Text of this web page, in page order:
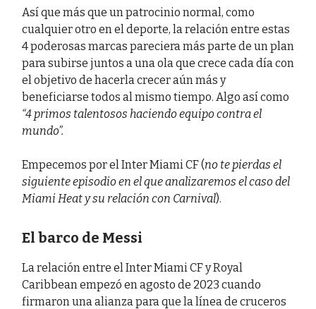
Así que más que un patrocinio normal, como
cualquier otro en el deporte, la relación entre estas
4 poderosas marcas pareciera más parte de un plan
para subirse juntos a una ola que crece cada día con
el objetivo de hacerla crecer aún más y
beneficiarse todos al mismo tiempo. Algo así como
“4 primos talentosos haciendo equipo contra el
mundo”.
Empecemos por el Inter Miami CF (no te pierdas el
siguiente episodio en el que analizaremos el caso del
Miami Heat y su relación con Carnival).
El barco de Messi
La relación entre el Inter Miami CF y Royal
Caribbean empezó en agosto de 2023 cuando
firmaron una alianza para que la línea de cruceros